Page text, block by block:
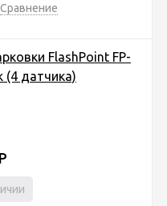
Сравнение
FlashPoint FP-
(4 датчика)
Р